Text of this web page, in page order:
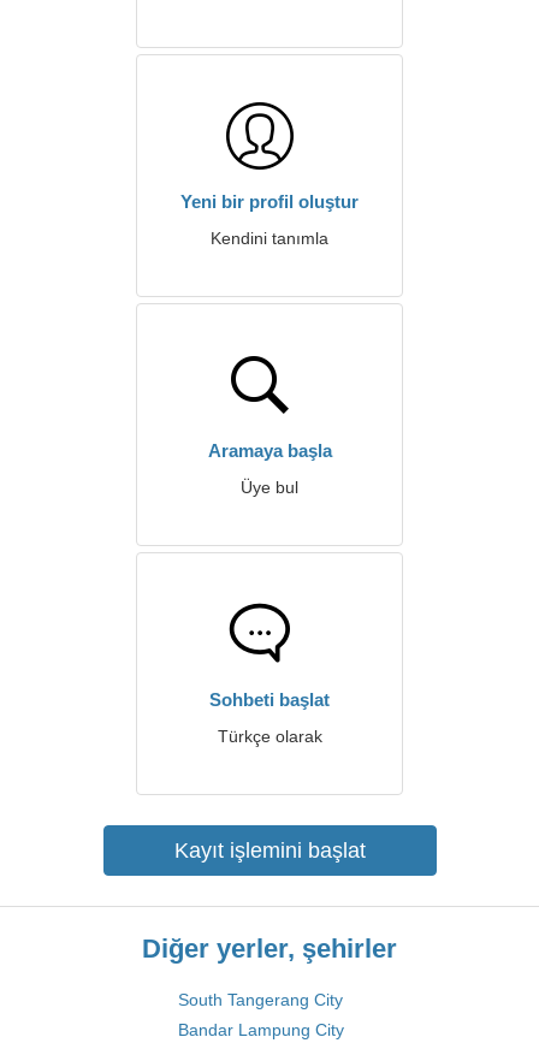
Yeni bir profil oluştur
Kendini tanımla
Aramaya başla
Üye bul
Sohbeti başlat
Türkçe olarak
Kayıt işlemini başlat
Diğer yerler, şehirler
South Tangerang City
Bandar Lampung City